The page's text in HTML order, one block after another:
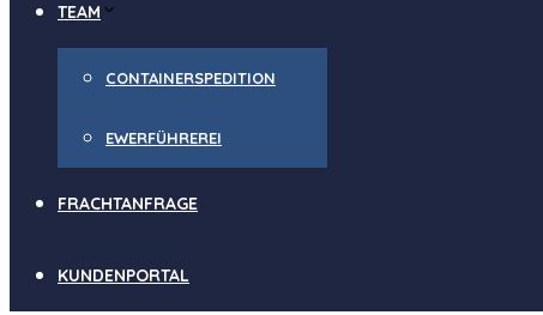
TEAM
CONTAINERSPEDITION
EWERFÜHREREI
FRACHTANFRAGE
KUNDENPORTAL